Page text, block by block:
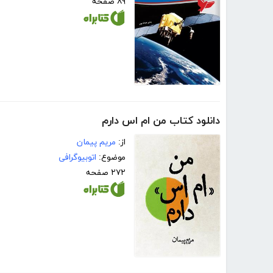
دانلود کتاب من ام اس دارم
از: مریم پیمان
موضوع: اتوبیوگرافی
۲۷۲ صفحه